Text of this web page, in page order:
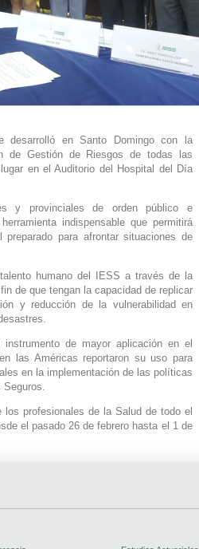
desarrolló en Santo Domingo con la
de Gestión de Riesgos de todas las
en el Auditorio del Hospital del Día
y provinciales de orden público e
indispensable que permitirá
para afrontar situaciones de
humano del IESS a través de la
de que tengan la capacidad de replicar
y reducción de la vulnerabilidad en
de mayor aplicación en el
las Américas reportaron su uso para
en la implementación de las políticas
Seguros.
profesionales de la Salud de todo el
el pasado 26 de febrero hasta el 1 de